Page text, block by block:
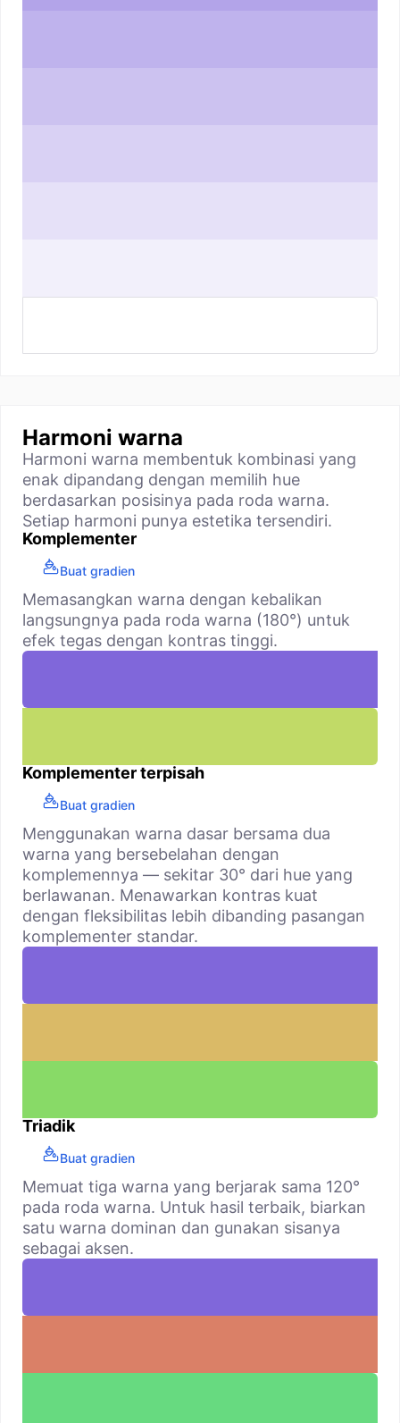
Harmoni warna
Harmoni warna membentuk kombinasi yang
enak dipandang dengan memilih hue
berdasarkan posisinya pada roda warna.
Setiap harmoni punya estetika tersendiri.
Komplementer
Buat gradien
Memasangkan warna dengan kebalikan
langsungnya pada roda warna (180°) untuk
efek tegas dengan kontras tinggi.
Komplementer terpisah
Buat gradien
Menggunakan warna dasar bersama dua
warna yang bersebelahan dengan
komplemennya — sekitar 30° dari hue yang
berlawanan. Menawarkan kontras kuat
dengan fleksibilitas lebih dibanding pasangan
komplementer standar.
Triadik
Buat gradien
Memuat tiga warna yang berjarak sama 120°
pada roda warna. Untuk hasil terbaik, biarkan
satu warna dominan dan gunakan sisanya
sebagai aksen.